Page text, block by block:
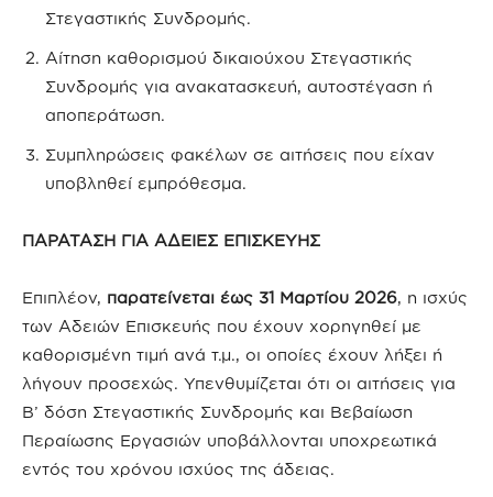
Στεγαστικής Συνδρομής.
Αίτηση καθορισμού δικαιούχου Στεγαστικής
Συνδρομής για ανακατασκευή, αυτοστέγαση ή
αποπεράτωση.
Συμπληρώσεις φακέλων σε αιτήσεις που είχαν
υποβληθεί εμπρόθεσμα.
ΠΑΡΑΤΑΣΗ ΓΙΑ ΑΔΕΙΕΣ ΕΠΙΣΚΕΥΗΣ
Επιπλέον, παρατείνεται έως 31 Μαρτίου 2026, η ισχύς
των Αδειών Επισκευής που έχουν χορηγηθεί με
καθορισμένη τιμή ανά τ.μ., οι οποίες έχουν λήξει ή
λήγουν προσεχώς. Υπενθυμίζεται ότι οι αιτήσεις για
Β’ δόση Στεγαστικής Συνδρομής και Βεβαίωση
Περαίωσης Εργασιών υποβάλλονται υποχρεωτικά
εντός του χρόνου ισχύος της άδειας.